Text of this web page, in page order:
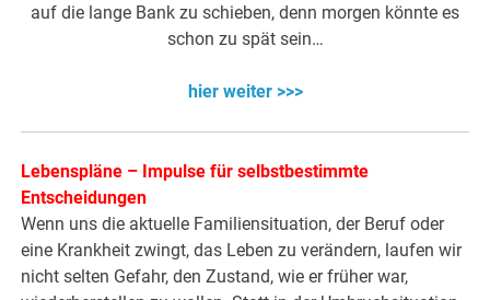
auf die lange Bank zu schieben, denn morgen könnte es
schon zu spät sein…
hier weiter >>>
Lebenspläne – Impulse für selbstbestimmte
Entscheidungen
Wenn uns die aktuelle Familiensituation, der Beruf oder
eine Krankheit zwingt, das Leben zu verändern, laufen wir
nicht selten Gefahr, den Zustand, wie er früher war,